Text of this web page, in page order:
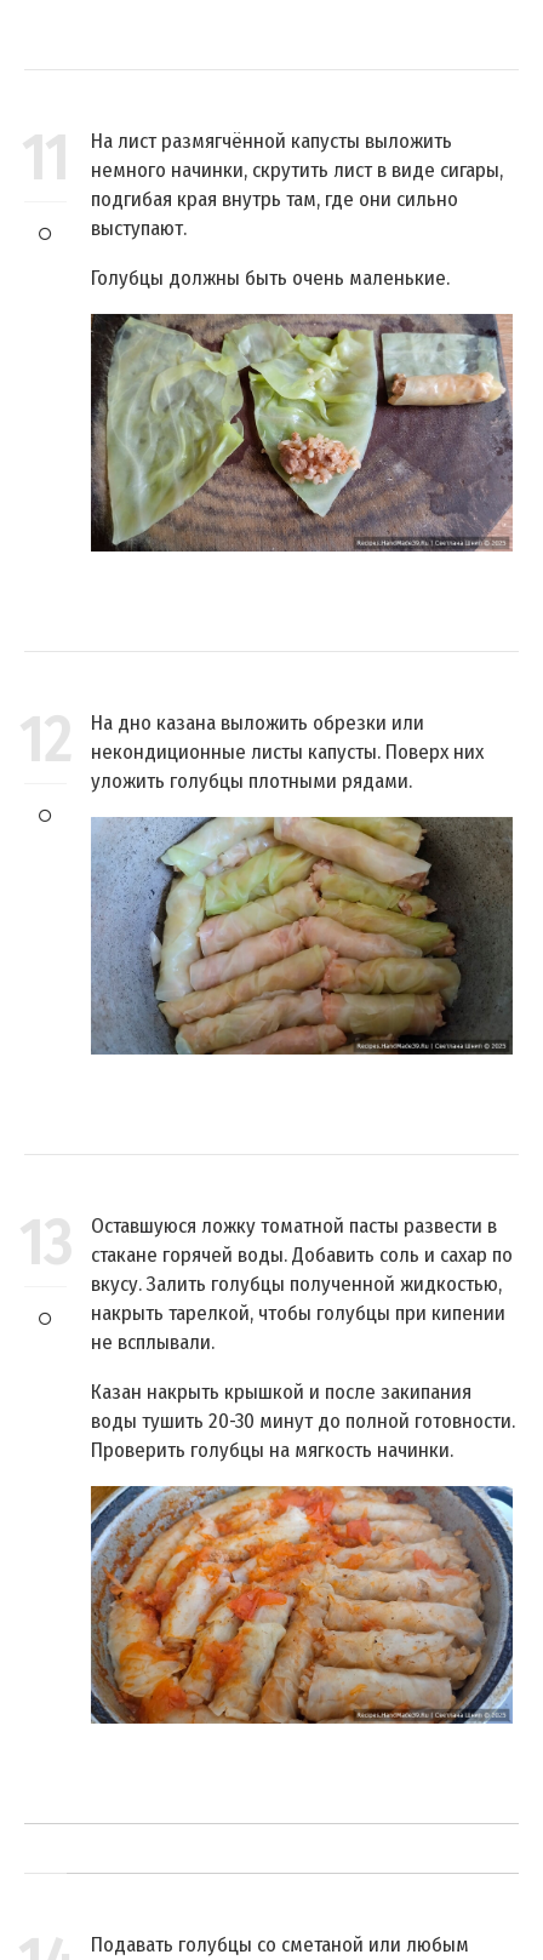
11
На лист размягчённой капусты выложить
немного начинки, скрутить лист в виде сигары,
подгибая края внутрь там, где они сильно
выступают.
Голубцы должны быть очень маленькие.
12
На дно казана выложить обрезки или
некондиционные листы капусты. Поверх них
уложить голубцы плотными рядами.
13
Оставшуюся ложку томатной пасты развести в
стакане горячей воды. Добавить соль и сахар по
вкусу. Залить голубцы полученной жидкостью,
накрыть тарелкой, чтобы голубцы при кипении
не всплывали.
Казан накрыть крышкой и после закипания
воды тушить 20-30 минут до полной готовности.
Проверить голубцы на мягкость начинки.
Подавать голубцы со сметаной или любым